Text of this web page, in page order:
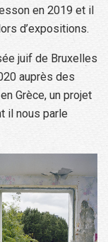
en 2019 et il
d’expositions.
juif de Bruxelles
auprès des
Grèce, un projet
il nous parle